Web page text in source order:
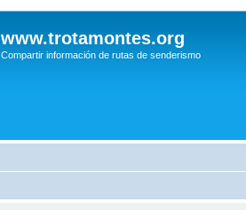
www.trotamontes.org
Compartir información de rutas de senderismo